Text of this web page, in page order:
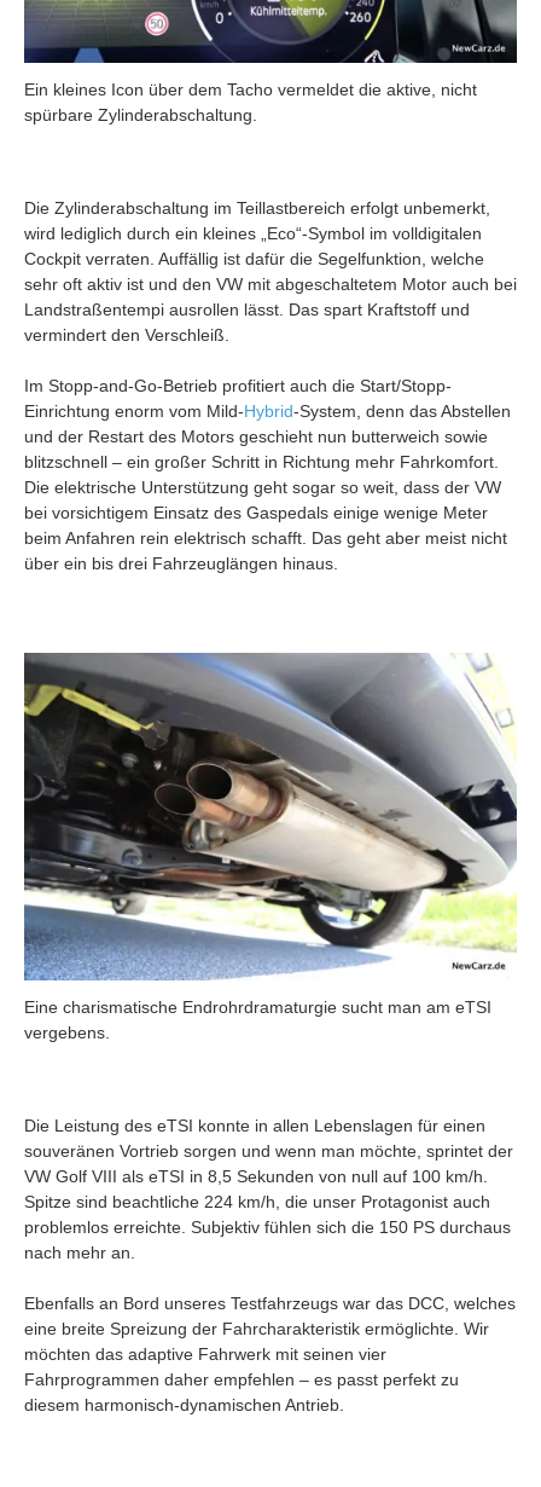
Ein kleines Icon über dem Tacho vermeldet die aktive, nicht
spürbare Zylinderabschaltung.
Die Zylinderabschaltung im Teillastbereich erfolgt unbemerkt,
wird lediglich durch ein kleines „Eco“-Symbol im volldigitalen
Cockpit verraten. Auffällig ist dafür die Segelfunktion, welche
sehr oft aktiv ist und den VW mit abgeschaltetem Motor auch bei
Landstraßentempi ausrollen lässt. Das spart Kraftstoff und
vermindert den Verschleiß.
Im Stopp-and-Go-Betrieb profitiert auch die Start/Stopp-
Einrichtung enorm vom Mild-Hybrid-System, denn das Abstellen
und der Restart des Motors geschieht nun butterweich sowie
blitzschnell – ein großer Schritt in Richtung mehr Fahrkomfort.
Die elektrische Unterstützung geht sogar so weit, dass der VW
bei vorsichtigem Einsatz des Gaspedals einige wenige Meter
beim Anfahren rein elektrisch schafft. Das geht aber meist nicht
über ein bis drei Fahrzeuglängen hinaus.
Eine charismatische Endrohrdramaturgie sucht man am eTSI
vergebens.
Die Leistung des eTSI konnte in allen Lebenslagen für einen
souveränen Vortrieb sorgen und wenn man möchte, sprintet der
VW Golf VIII als eTSI in 8,5 Sekunden von null auf 100 km/h.
Spitze sind beachtliche 224 km/h, die unser Protagonist auch
problemlos erreichte. Subjektiv fühlen sich die 150 PS durchaus
nach mehr an.
Ebenfalls an Bord unseres Testfahrzeugs war das DCC, welches
eine breite Spreizung der Fahrcharakteristik ermöglichte. Wir
möchten das adaptive Fahrwerk mit seinen vier
Fahrprogrammen daher empfehlen – es passt perfekt zu
diesem harmonisch-dynamischen Antrieb.